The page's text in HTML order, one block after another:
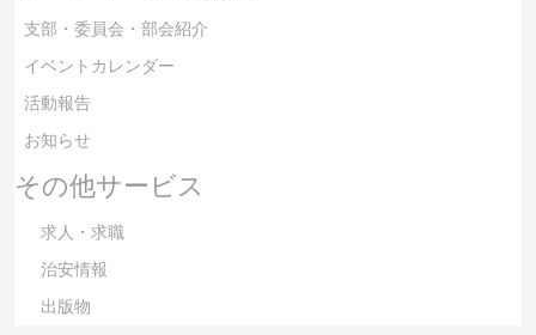
支部・委員会・部会紹介
イベントカレンダー
活動報告
お知らせ
その他サービス
求人・求職
治安情報
出版物